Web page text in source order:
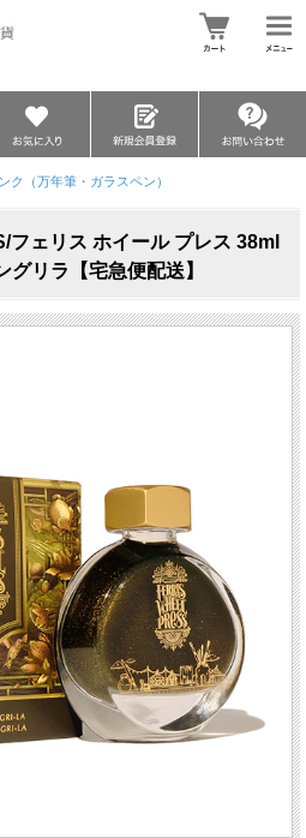
ク（万年筆・ガラスペン）
ェリス ホイール プレス 38ml
グリラ【宅急便配送】